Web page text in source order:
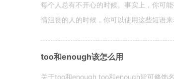
每个人总有不开心的时候。事实上，你可
情沮丧的人的时候，你可以使用这些短语
too和enough该怎么用
关于too和enough too和enough皆可修饰